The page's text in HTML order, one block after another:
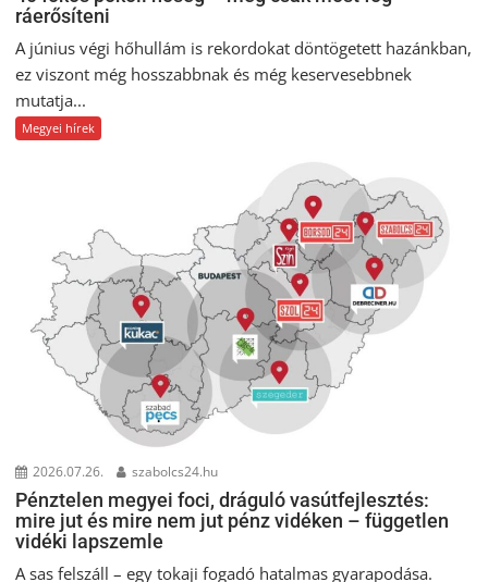
ráerősíteni
A június végi hőhullám is rekordokat döntögetett hazánkban,
ez viszont még hosszabbnak és még keservesebbnek
mutatja...
Megyei hírek
2026.07.26. szabolcs24.hu
Pénztelen megyei foci, dráguló vasútfejlesztés:
mire jut és mire nem jut pénz vidéken – független
vidéki lapszemle
A sas felszáll – egy tokaji fogadó hatalmas gyarapodása.